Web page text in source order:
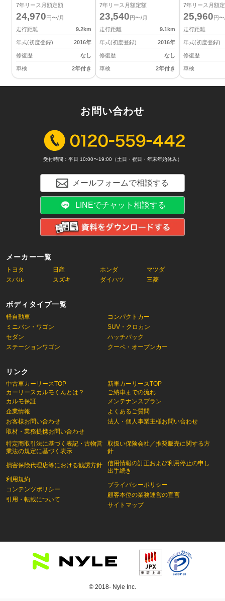
7年リース月額定額
24,970円〜/月
走行距離
9.2km
年式(初度登録) 2016年
修復歴 なし
車検 2年付き
7年リース月額定額
23,540円〜/月
走行距離
9.1km
年式(初度登録) 2016年
修復歴 なし
車検 2年付き
7年リース月額
25,960円
走行距離
年式(初度登録)
修復歴
車検
メーカー一覧
トヨタ 日産 ホンダ
マツダ
スバル
スズキ ダイハツ 三菱
ボディタイプ一覧
軽自動車
コンパクトカー
ミニバン・ワゴン
SUV・クロカン
セダン
ハッチバック
ステーションワゴン
クーペ・オープンカー
リンク
中古車カーリースTOP
カーリースカルモくんとは？
新車カーリースTOP
ご納車までの流れ
カルモ保証
企業情報
お客様お問い合わせ
取材・業務提携お問い合わせ
特定商取引法に基づく表記・古物営
業法の規定に基づく表示
損害保険代理店等における勧誘方針
利用規約
コンテンツポリシー
引用・転載について
メンテナンスプラン
よくあるご質問
法人・個人事業主様お問い合わせ
取扱い保険会社／推奨販売に関する方
針
信用情報の訂正および利用停止の申し
出手続き
プライバシーポリシー
顧客本位の業務運営の宣言
サイトマップ
お問い合わせ
受付時間：平日 10:00〜19:00（土日・祝日・年末年始休み）
メールフォームで相談する
LINEでチャット相談する
© 2018- Nyle Inc.